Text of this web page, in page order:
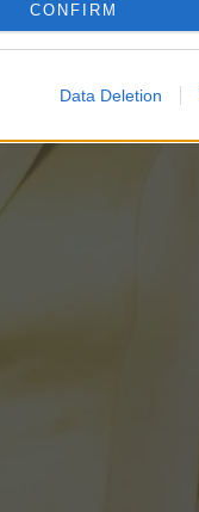
CONFIRM
Data Deletion